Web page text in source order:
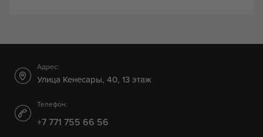
Адрес:
Улица Кенесары, 40, 13 этаж
Телефон:
+7 771 755 66 56